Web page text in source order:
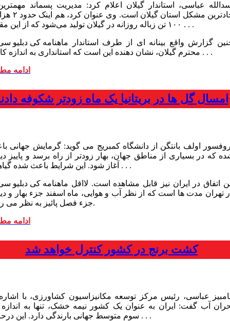
عباسی، استاندار گیلان اعلام کرد: مدیریت پسماند
حادترین مشکل استان گیلان
۱۰۰ تن زباله روزانه در گیلان تولید می‌شود که از این مقدار . . .
محترم گیلان، نشان دهنده این است که استانداری به اندازه کافی . . .
ادامه
امسال گل ها در بریتانیا یک ماه زودتر شکوفه
اولف بانتگن از دانشگاه کمبریج می گوید: گرمایش جهانی
که در بسیاری از مناطق جهان، بهار زودتر از راه برسد و پاییز
آغاز شود. این شرایط باعث شده گیاهان . . .
تهران مدت ها است که از نظر آب و هوایی، ماه اسفند جزء بهار و
جزء فصل پائیز به نظر می رسد.
ادامه
کشت برنج در کشور کنترل خواهد شد
عباسی، رئیس مرکز توسعه مکانیزاسیون کشاورزی، با
آب گفت: ایران به عنوان یک کشور نیمه خشک، تنها به
سوم متوسط جهانی بارندگی دارد. این درحالی . . .